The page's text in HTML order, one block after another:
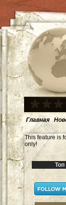
Главная
This feature is
only!